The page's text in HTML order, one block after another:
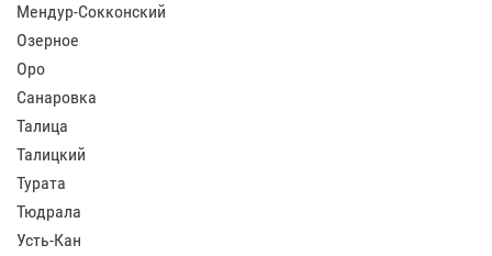
Мендур-Сокконский
Озерное
Оро
Санаровка
Талица
Талицкий
Турата
Тюдрала
Усть-Кан